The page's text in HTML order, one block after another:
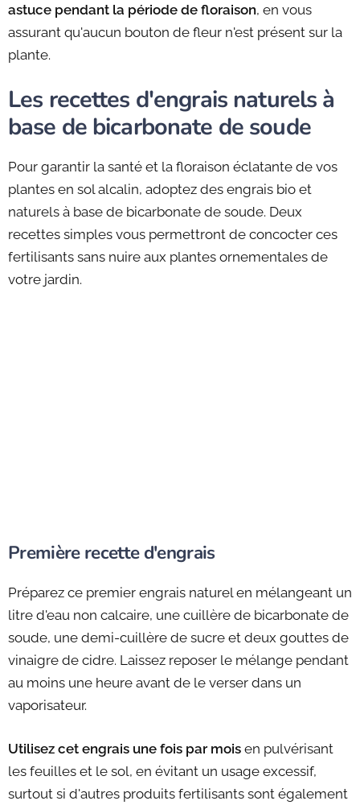
astuce pendant la période de floraison, en vous
assurant qu'aucun bouton de fleur n'est présent sur la
plante.
Les recettes d'engrais naturels à
base de bicarbonate de soude
Pour garantir la santé et la floraison éclatante de vos
plantes en sol alcalin, adoptez des engrais bio et
naturels à base de bicarbonate de soude. Deux
recettes simples vous permettront de concocter ces
fertilisants sans nuire aux plantes ornementales de
votre jardin.
Première recette d'engrais
Préparez ce premier engrais naturel en mélangeant un
litre d'eau non calcaire, une cuillère de bicarbonate de
soude, une demi-cuillère de sucre et deux gouttes de
vinaigre de cidre. Laissez reposer le mélange pendant
au moins une heure avant de le verser dans un
vaporisateur.
Utilisez cet engrais une fois par mois en pulvérisant
les feuilles et le sol, en évitant un usage excessif,
surtout si d'autres produits fertilisants sont également